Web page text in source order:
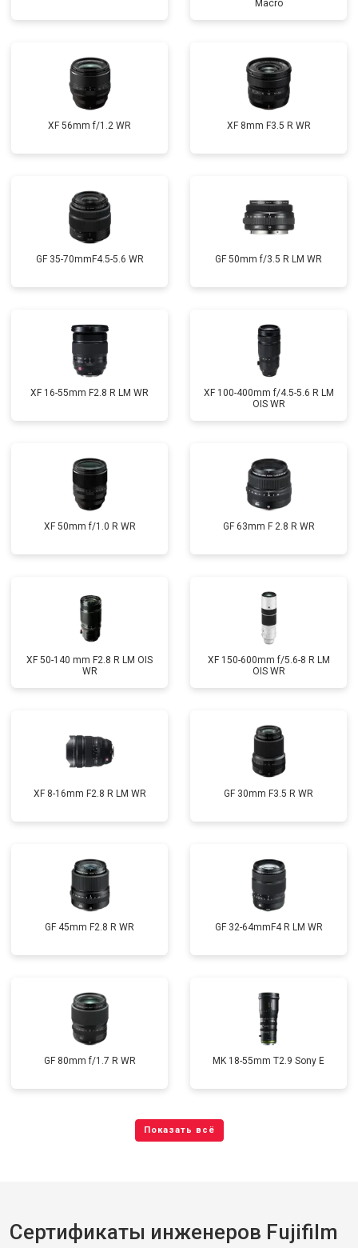
Macro
XF 56mm f/1.2 WR XF 8mm F3.5 R WR
GF 35-70mmF4.5-5.6 WR GF 50mm f/3.5 R LM WR
XF 16-55mm F2.8 R LM WR
XF 100-400mm f/4.5-5.6 R LM
OIS WR
XF 50mm f/1.0 R WR GF 63mm F 2.8 R WR
XF 50-140 mm F2.8 R LM OIS
WR
XF 150-600mm f/5.6-8 R LM
OIS WR
XF 8-16mm F2.8 R LM WR GF 30mm F3.5 R WR
GF 45mm F2.8 R WR GF 32-64mmF4 R LM WR
GF 80mm f/1.7 R WR MK 18-55mm T2.9 Sony E
Сертификаты инженеров Fujifilm